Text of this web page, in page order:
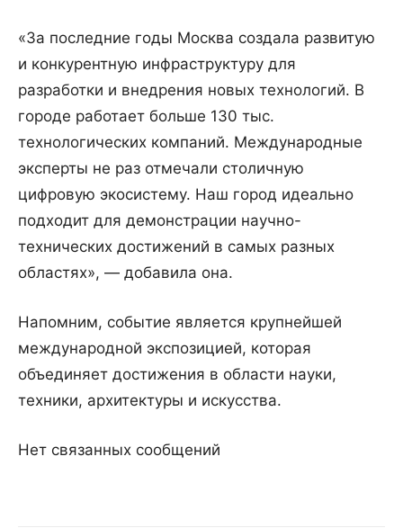
«За последние годы Москва создала развитую
и конкурентную инфраструктуру для
разработки и внедрения новых технологий. В
городе работает больше 130 тыс.
технологических компаний. Международные
эксперты не раз отмечали столичную
цифровую экосистему. Наш город идеально
подходит для демонстрации научно-
технических достижений в самых разных
областях», — добавила она.
Напомним, событие является крупнейшей
международной экспозицией, которая
объединяет достижения в области науки,
техники, архитектуры и искусства.
Нет связанных сообщений